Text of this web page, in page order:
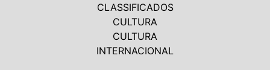
CLASSIFICADOS
CULTURA
CULTURA
INTERNACIONAL